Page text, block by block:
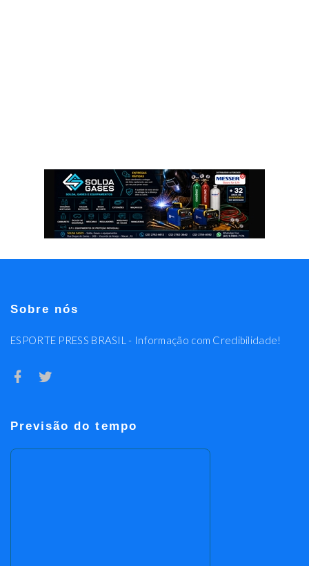
Sobre nós
ESPORTE PRESS BRASIL - Informação com Credibilidade!
Previsão do tempo